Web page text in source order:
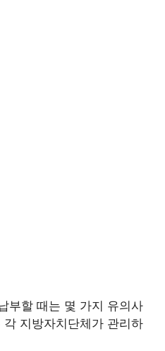
부할 때는 몇 가지 유의사
지방자치단체가 관리하